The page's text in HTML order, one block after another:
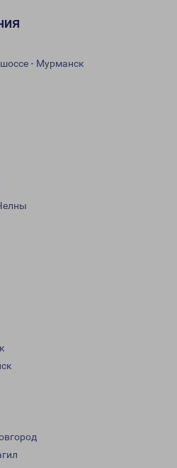
- Мурманск